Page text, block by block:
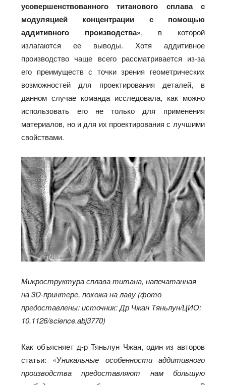
усовершенствованного титанового сплава с
модуляцией концентрации с помощью
аддитивного производства», в которой
излагаются ее выводы. Хотя аддитивное
производство чаще всего рассматривается из-за
его преимуществ с точки зрения геометрических
возможностей для проектирования деталей, в
данном случае команда исследовала, как можно
использовать его не только для применения
материалов, но и для их проектирования с лучшими
свойствами.
Микроструктура сплава титана, напечатанная
на 3D-принтере, похожа на лаву (фото
предоставлены: источник: Др Чжан Тяньлун/ЦИО:
10.1126/science.abj3770)
Как объясняет д-р Тяньлун Чжан, один из авторов
статьи: «Уникальные особенности аддитивного
производства предоставляют нам большую